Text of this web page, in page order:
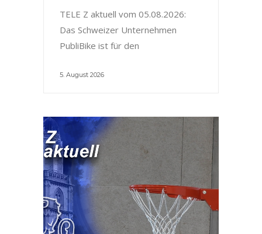
TELE Z aktuell vom 05.08.2026:
Das Schweizer Unternehmen
PubliBike ist für den
5. August 2026